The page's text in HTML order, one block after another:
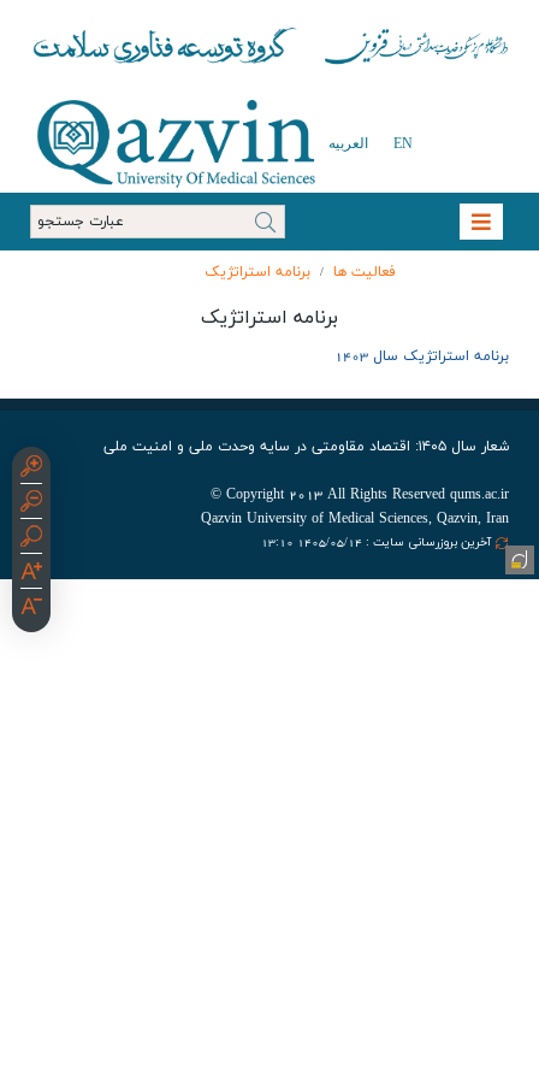
EN العربیه
فعالیت ها / برنامه استراتژیک
برنامه استراتژیک
برنامه استراتژیک سال 1403
شعار سال ۱۴۰۵: اقتصاد مقاومتی در سایه وحدت ملی و امنیت ملی
Copyright 2013 All Rights Reserved qums.ac.ir ©
Qazvin University of Medical Sciences, Qazvin, Iran
آخرین بروزرسانی سایت : 1405/05/14 13:10